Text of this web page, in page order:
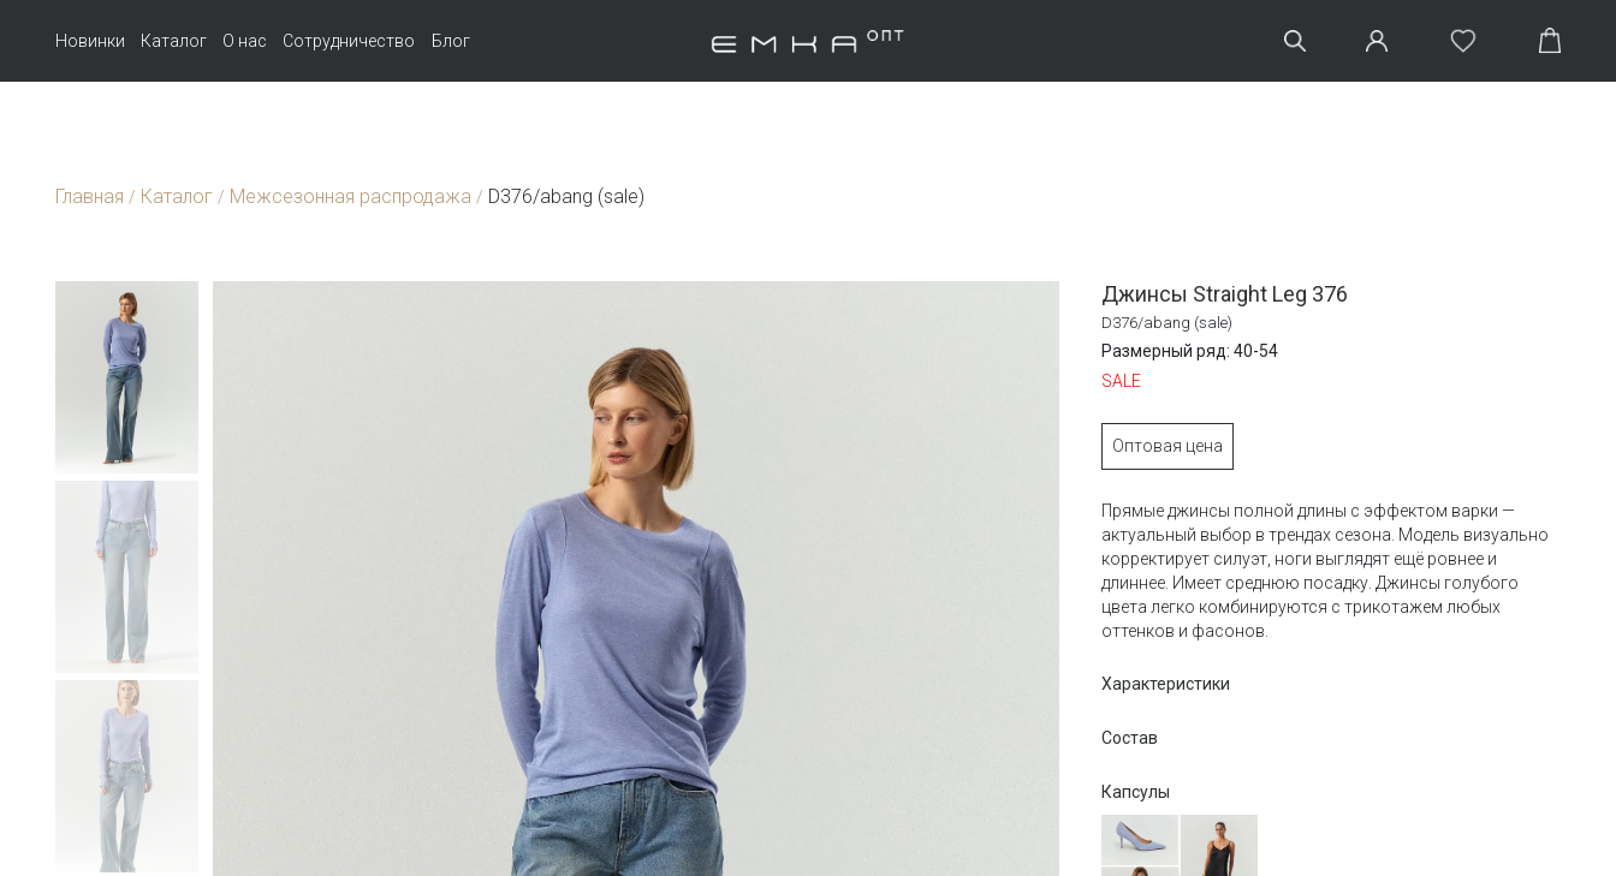
Новинки Каталог О нас Сотрудничество Блог
Главная / Каталог / Межсезонная распродажа / D376/abang (sale)
Джинсы Straight Leg 376
D376/abang (sale)
Размерный ряд: 40-54
SALE
Оптовая цена
Прямые джинсы полной длины с эффектом варки —
актуальный выбор в трендах сезона. Модель визуально
корректирует силуэт, ноги выглядят ещё ровнее и
длиннее. Имеет среднюю посадку. Джинсы голубого
цвета легко комбинируются с трикотажем любых
оттенков и фасонов.
Характеристики
Состав
Капсулы